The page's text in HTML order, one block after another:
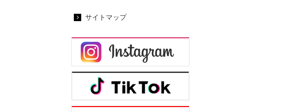
サイトマップ